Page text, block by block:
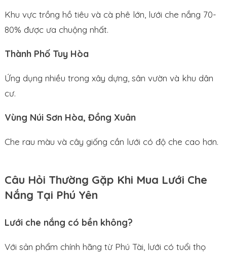
Khu vực trồng hồ tiêu và cà phê lớn, lưới che nắng 70-
80% được ưa chuộng nhất.
Thành Phố Tuy Hòa
Ứng dụng nhiều trong xây dựng, sân vườn và khu dân
cư.
Vùng Núi Sơn Hòa, Đồng Xuân
Che rau màu và cây giống cần lưới có độ che cao hơn.
Câu Hỏi Thường Gặp Khi Mua Lưới Che
Nắng Tại Phú Yên
Lưới che nắng có bền không?
Với sản phẩm chính hãng từ Phú Tài, lưới có tuổi thọ